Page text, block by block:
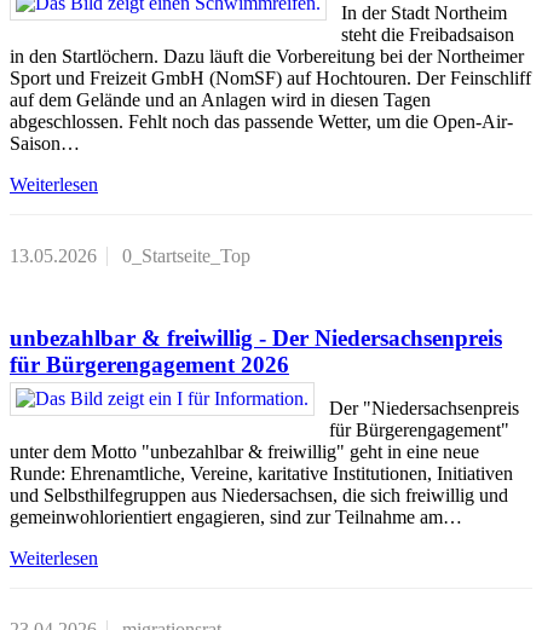
In der Stadt Northeim
steht die Freibadsaison
in den Startlöchern. Dazu läuft die Vorbereitung bei der Northeimer
Sport und Freizeit GmbH (NomSF) auf Hochtouren. Der Feinschliff
auf dem Gelände und an Anlagen wird in diesen Tagen
abgeschlossen. Fehlt noch das passende Wetter, um die Open-Air-
Saison…
Weiterlesen
13.05.2026 0_Startseite_Top
unbezahlbar & freiwillig - Der Niedersachsenpreis
für Bürgerengagement 2026
Der "Niedersachsenpreis
für Bürgerengagement"
unter dem Motto "unbezahlbar & freiwillig" geht in eine neue
Runde: Ehrenamtliche, Vereine, karitative Institutionen, Initiativen
und Selbsthilfegruppen aus Niedersachsen, die sich freiwillig und
gemeinwohlorientiert engagieren, sind zur Teilnahme am…
Weiterlesen